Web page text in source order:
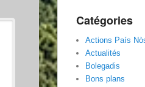
Catégories
Actions País
Actualités
Bolegadis
Bons plans